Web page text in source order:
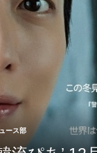
ース部